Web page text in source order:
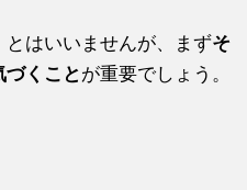
とはいいませんが、まずそ
づくことが重要でしょう。